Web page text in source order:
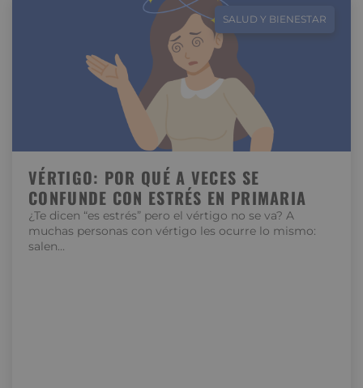
SALUD Y BIENESTAR
VÉRTIGO: POR QUÉ A VECES SE
CONFUNDE CON ESTRÉS EN PRIMARIA
¿Te dicen “es estrés” pero el vértigo no se va? A
muchas personas con vértigo les ocurre lo mismo:
salen…